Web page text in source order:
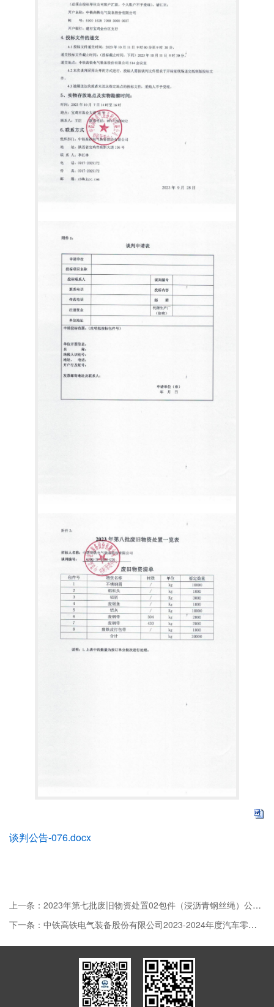
谈判公告-076.docx
上一条：2023年第七批废旧物资处置02包件（浸沥青钢丝绳）公开竞争性谈判公告
下一条：中铁高铁电气装备股份有限公司2023-2024年度汽车零担运输供应商公开...